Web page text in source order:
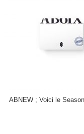
ABNEW ; Voici le